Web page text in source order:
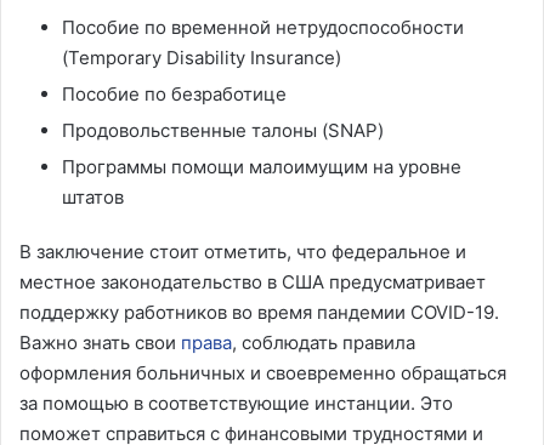
Пособие по временной нетрудоспособности
(Temporary Disability Insurance)
Пособие по безработице
Продовольственные талоны (SNAP)
Программы помощи малоимущим на уровне
штатов
В заключение стоит отметить, что федеральное и
местное законодательство в США предусматривает
поддержку работников во время пандемии COVID-19.
Важно знать свои права, соблюдать правила
оформления больничных и своевременно обращаться
за помощью в соответствующие инстанции. Это
поможет справиться с финансовыми трудностями и